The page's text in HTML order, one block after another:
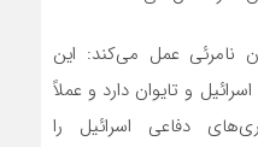
نامرئی عمل می‌کند: این
و تایوان دارد و عملاً
دفاعی اسرائیل را